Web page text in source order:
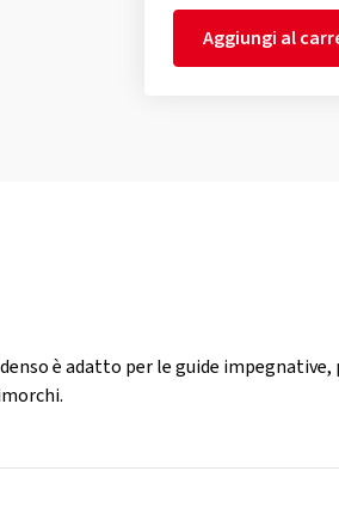
Aggiungi al
è adatto per le guide impegnative,